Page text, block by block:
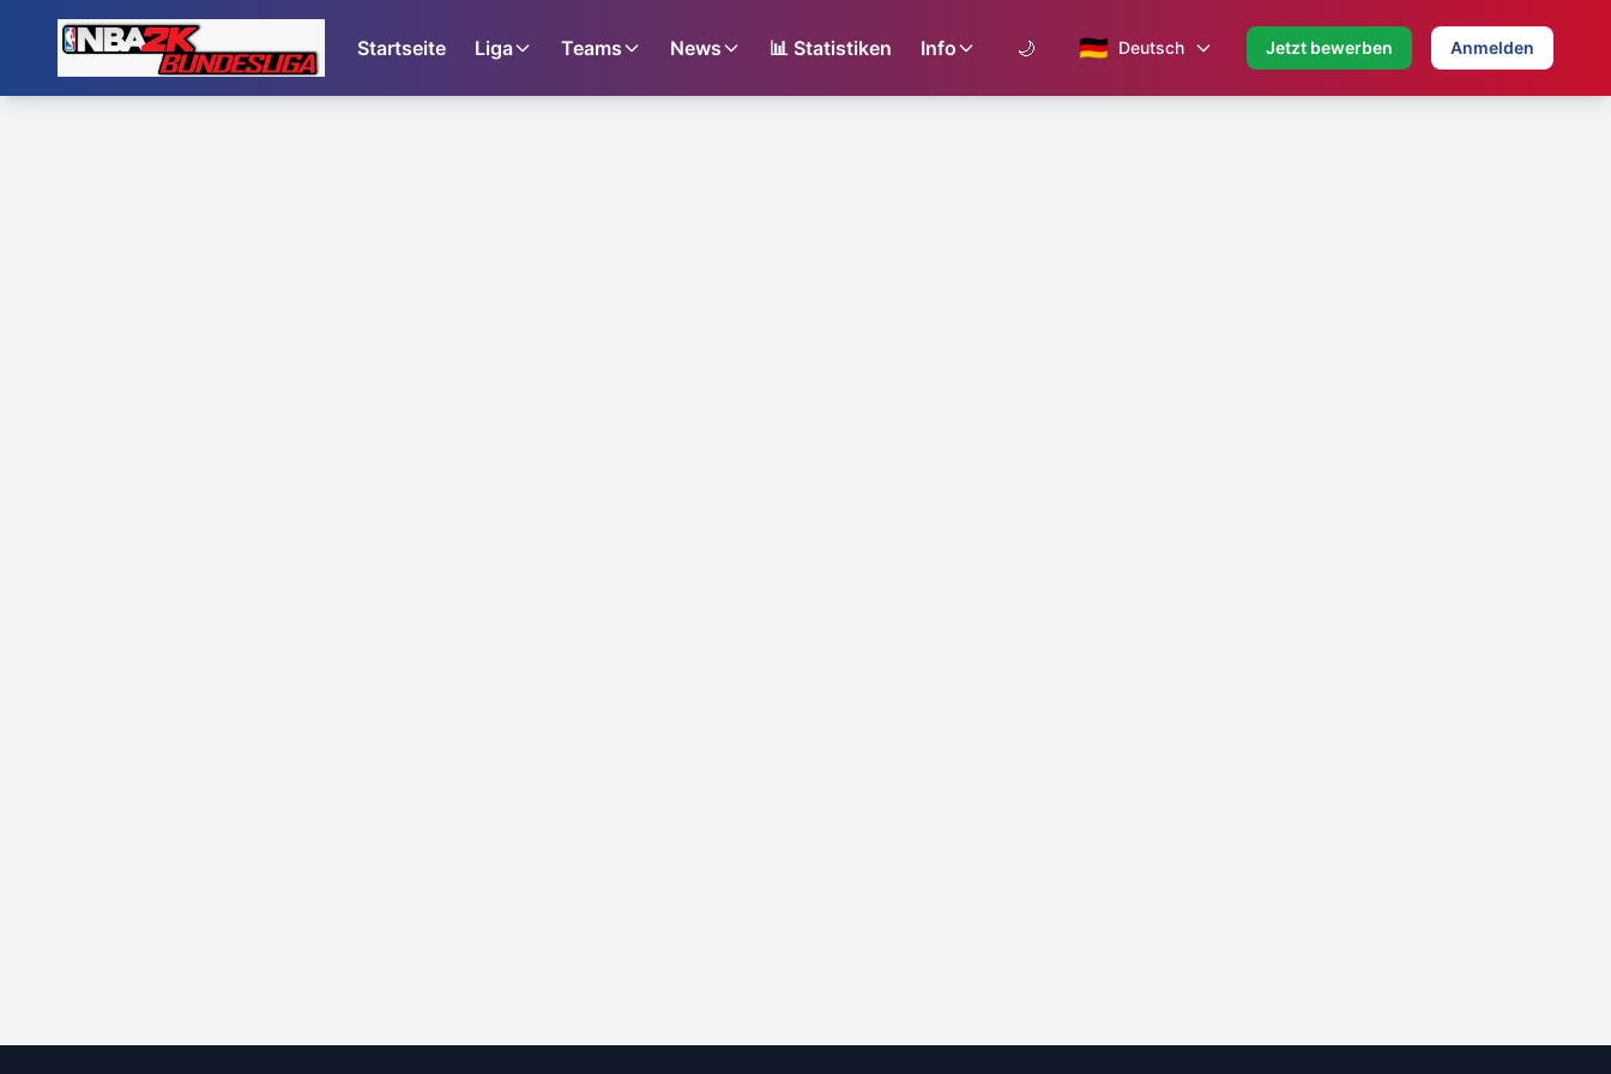
Startseite Liga Teams News 📊 Statistiken Info 🌙 🇩🇪 Deutsch Jetzt bewerben Anmelden